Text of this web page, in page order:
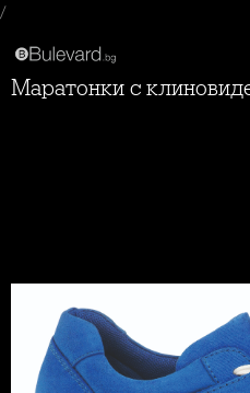
/
Маратонки с